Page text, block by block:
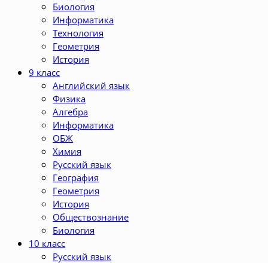
Биология
Информатика
Технология
Геометрия
История
9 класс
Английский язык
Физика
Алгебра
Информатика
ОБЖ
Химия
Русский язык
География
Геометрия
История
Обществознание
Биология
10 класс
Русский язык